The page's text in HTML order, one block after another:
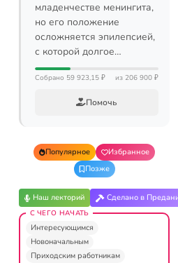
младенчестве менингита,
но его положение
осложняется эпилепсией,
с которой долгое…
Собрано 59 923,15 ₽ из 206 900 ₽
Помочь
Популярное
Избранное
Позже
Наш лекторий Сделано в
С ЧЕГО НАЧАТЬ
Интересующимся
Новоначальным
Приходским работникам